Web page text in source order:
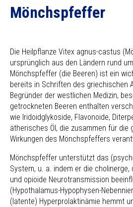
Mönchspfeffer
Die Heilpflanze Vitex agnus-castus
ursprünglich aus den Ländern rund
Mönchspfeffer (die Beeren) ist ein
bereits in Schriften des griechischen
Begründer der westlichen Medizin,
getrockneten Beeren enthalten
wie Iridoidglykoside, Flavonoide,
ätherisches Öl, die zusammen für die
Wirkungen des Mönchspfeffers
Mönchspfeffer unterstützt das
System, u. a. indem er die cholinerge,
und opioide Neurotransmission
(Hypothalamus-Hypophysen-
(latente) Hyperprolaktinämie hemmt